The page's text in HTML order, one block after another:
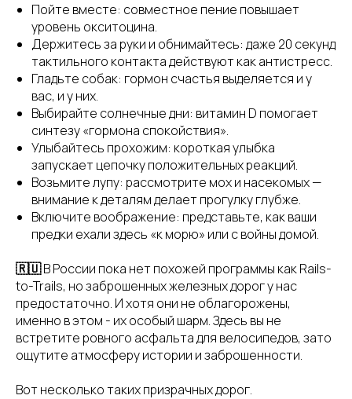
Пойте вместе: совместное пение повышает
уровень окситоцина.
Держитесь за руки и обнимайтесь: даже 20 секунд
тактильного контакта действуют как антистресс.
Гладьте собак: гормон счастья выделяется и у
вас, и у них.
Выбирайте солнечные дни: витамин D помогает
синтезу «гормона спокойствия».
Улыбайтесь прохожим: короткая улыбка
запускает цепочку положительных реакций.
Возьмите лупу: рассмотрите мох и насекомых —
внимание к деталям делает прогулку глубже.
Включите воображение: представьте, как ваши
предки ехали здесь «к морю» или с войны домой.
🇷🇺В России пока нет похожей программы как Rails-
to-Trails, но заброшенных железных дорог у нас
предостаточно. И хотя они не облагорожены,
именно в этом - их особый шарм. Здесь вы не
встретите ровного асфальта для велосипедов, зато
ощутите атмосферу истории и заброшенности.
Вот несколько таких призрачных дорог.